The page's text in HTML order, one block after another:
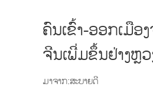
ຄົນເຂົ້າ-ອອກເມືອ
ຈີນເພີ່ມຂຶ້ນຢ່າງຫຼ
ມາຈາກ:ສະບາຍດີ